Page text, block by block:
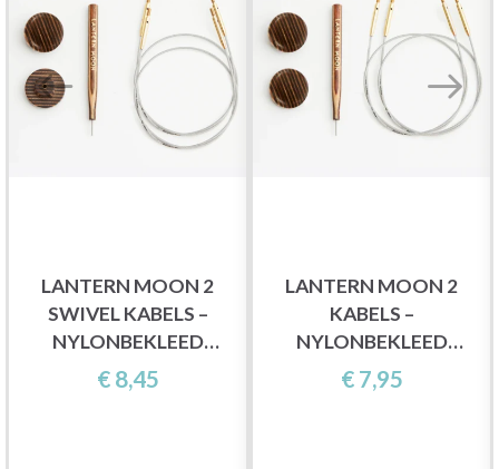
LANTERN MOON 2
SWIVEL KABELS –
NYLONBEKLEED
ROESTVRIJ STAAL (40-
150 CM)
€ 8,45
LANTERN MOON 2
KABELS –
NYLONBEKLEED
ROESTVRIJ STAAL (40-
150 CM)
€ 7,95